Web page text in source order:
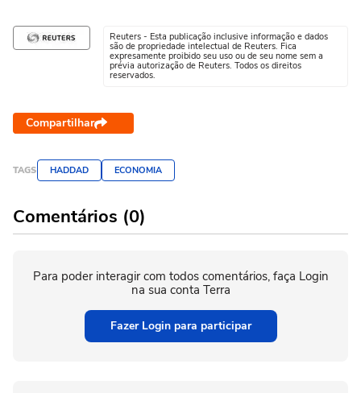
Reuters - Esta publicação inclusive informação e dados
são de propriedade intelectual de Reuters. Fica
expresamente proibido seu uso ou de seu nome sem a
prévia autorização de Reuters. Todos os direitos
reservados.
Compartilhar
TAGS HADDAD ECONOMIA
Comentários (0)
Para poder interagir com todos comentários, faça Login
na sua conta Terra
Fazer Login para participar